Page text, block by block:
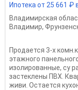
Ипотека от 25 661 ₽
Владимирская
Владимир,
Продается 3-х
этажного
изолированные, су
застеклены ПВХ.
живи. Остается